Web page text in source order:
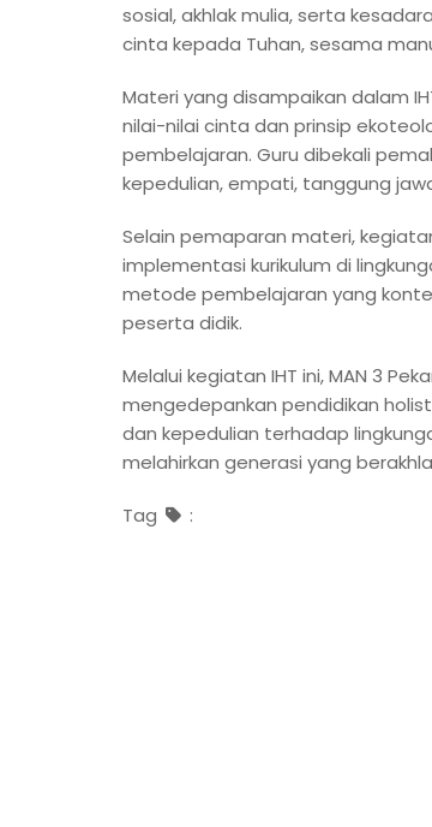
sosial, akhlak mulia, serta
cinta kepada Tuhan, sesama
Materi yang disampaikan dalam
nilai-nilai cinta dan prinsip
pembelajaran. Guru dibekali
kepedulian, empati, tanggung
Selain pemaparan materi,
implementasi kurikulum di
metode pembelajaran yang
peserta didik.
Melalui kegiatan IHT ini, MAN 3
mengedepankan pendidikan
dan kepedulian terhadap
melahirkan generasi yang
Tag :